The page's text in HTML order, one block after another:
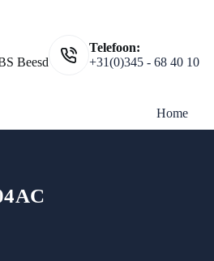
Beesd
Telefoon:
+31(0)345 - 68 40 10
Home